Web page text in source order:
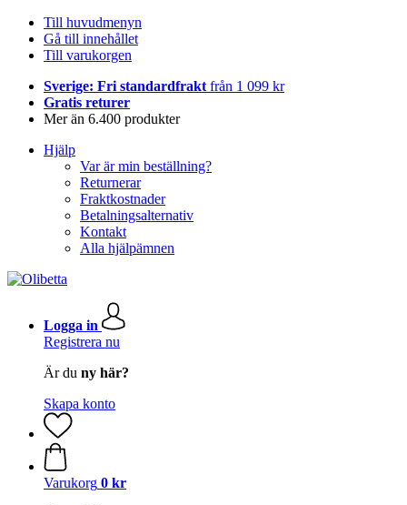
Till huvudmenyn
Gå till innehållet
Till varukorgen
Sverige: Fri standardfrakt från 1 099 kr
Gratis returer
Mer än 6.400 produkter
Hjälp
Var är min beställning?
Returnerar
Fraktkostnader
Betalningsalternativ
Kontakt
Alla hjälpämnen
Logga in
Registrera nu
Är du ny här?
Skapa konto
Varukorg 0 kr